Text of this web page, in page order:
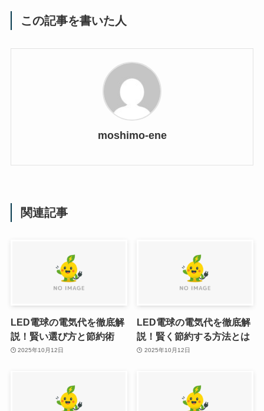
この記事を書いた人
moshimo-ene
関連記事
LED電球の電気代を徹底解
説！賢い選び方と節約術
2025年10月12日
LED電球の電気代を徹底解
説！賢く節約する方法とは
2025年10月12日